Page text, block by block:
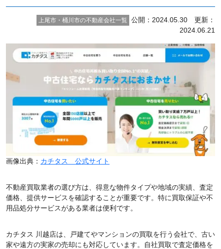
上尾市・桶川市の不動産会社一覧
公開：2024.05.30 更新：
2024.06.21
画像出典： カチタス 公式サイト
不動産買取業者の選び方は、得意な物件タイプや地域の実績、査定
価格、提供サービスを確認することが重要です。特に買取保証や不
用品処分サービスがある業者は便利です。
カチタス 川越店は、戸建てやマンションの買取を行う会社で、古い
家や遠方の実家の売却にも対応しています。自社買取で査定価格を